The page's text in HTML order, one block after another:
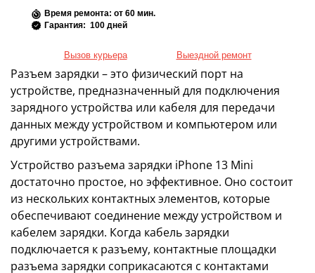
Время ремонта: от 60 мин.
Гарантия: 100 дней
Вызов курьера Выездной ремонт
Разъем зарядки – это физический порт на
устройстве, предназначенный для подключения
зарядного устройства или кабеля для передачи
данных между устройством и компьютером или
другими устройствами.
Устройство разъема зарядки iPhone 13 Mini
достаточно простое, но эффективное. Оно состоит
из нескольких контактных элементов, которые
обеспечивают соединение между устройством и
кабелем зарядки. Когда кабель зарядки
подключается к разъему, контактные площадки
разъема зарядки соприкасаются с контактами